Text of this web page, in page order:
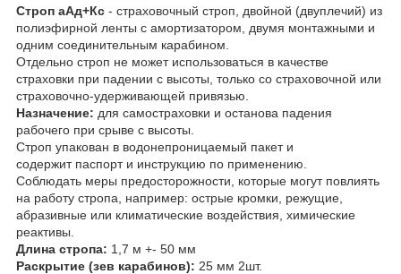
Строп аАд+Кс - страховочный строп, двойной (двуплечий) из
полиэфирной ленты с амортизатором, двумя монтажными и
одним соединительным карабином.
Отдельно строп не может использоваться в качестве
страховки при падении с высоты, только со страховочной или
страховочно-удерживающей привязью.
Назначение: для самостраховки и останова падения
рабочего при срыве с высоты.
Строп упакован в водонепроницаемый пакет и
содержит паспорт и инструкцию по применению.
Соблюдать меры предосторожности, которые могут повлиять
на работу стропа, например: острые кромки, режущие,
абразивные или климатические воздействия, химические
реактивы.
Длина стропа: 1,7 м +- 50 мм
Раскрытие (зев карабинов): 25 мм 2шт.